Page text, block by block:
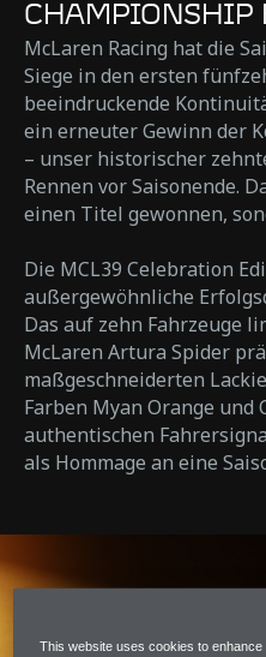
CHAMPIONSHIP
McLaren Racing hat die
Siege in den ersten
beeindruckende
ein erneuter Gewinn der
– unser historischer
Rennen vor Saisonende.
einen Titel gewonnen,
Die MCL39 Celebration
außergewöhnliche
Das auf zehn Fahrzeuge
McLaren Artura Spider
maßgeschneiderten
Farben Myan Orange und
authentischen
als Hommage an eine
This website uses cookies to